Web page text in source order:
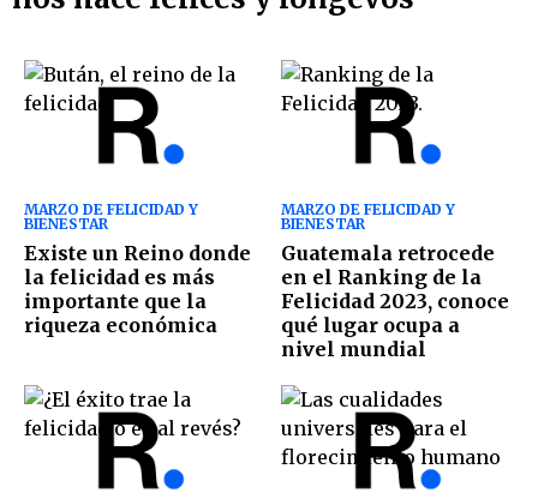
MARZO DE FELICIDAD Y
BIENESTAR
Existe un Reino donde
la felicidad es más
importante que la
riqueza económica
MARZO DE FELICIDAD Y
BIENESTAR
Guatemala retrocede
en el Ranking de la
Felicidad 2023, conoce
qué lugar ocupa a
nivel mundial